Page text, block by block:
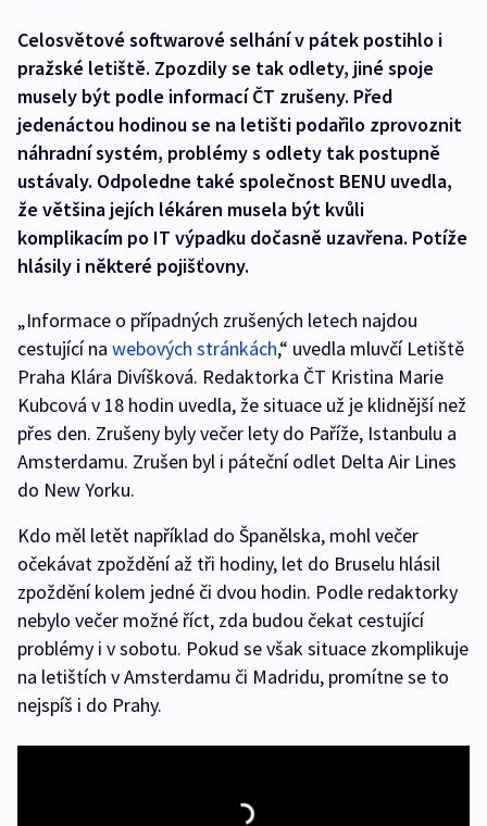
Celosvětové softwarové selhání v pátek postihlo i
pražské letiště. Zpozdily se tak odlety, jiné spoje
musely být podle informací ČT zrušeny. Před
jedenáctou hodinou se na letišti podařilo zprovoznit
náhradní systém, problémy s odlety tak postupně
ustávaly. Odpoledne také společnost BENU uvedla,
že většina jejích lékáren musela být kvůli
komplikacím po IT výpadku dočasně uzavřena. Potíže
hlásily i některé pojišťovny.
„Informace o případných zrušených letech najdou
cestující na webových stránkách,“ uvedla mluvčí Letiště
Praha Klára Divíšková. Redaktorka ČT Kristina Marie
Kubcová v 18 hodin uvedla, že situace už je klidnější než
přes den. Zrušeny byly večer lety do Paříže, Istanbulu a
Amsterdamu. Zrušen byl i páteční odlet Delta Air Lines
do New Yorku.
Kdo měl letět například do Španělska, mohl večer
očekávat zpoždění až tři hodiny, let do Bruselu hlásil
zpoždění kolem jedné či dvou hodin. Podle redaktorky
nebylo večer možné říct, zda budou čekat cestující
problémy i v sobotu. Pokud se však situace zkomplikuje
na letištích v Amsterdamu či Madridu, promítne se to
nejspíš i do Prahy.